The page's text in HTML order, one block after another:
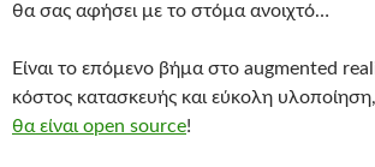
θα σας αφήσει με το στόμα ανοιχτό…
Είναι το επόμενο βήμα στο augmented
κόστος κατασκευής και εύκολη
θα είναι open source!